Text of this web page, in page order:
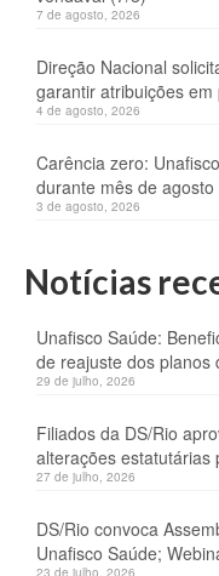
7 de agosto, 2026
Direção Nacional
garantir atribuições
4 de agosto, 2026
Carência zero:
durante mês de agosto
3 de agosto, 2026
Notícias
Unafisco Saúde:
de reajuste dos planos
29 de julho, 2026
Filiados da DS/Rio
alterações estatutárias
27 de julho, 2026
DS/Rio convoca
Unafisco Saúde;
23 de julho, 2026